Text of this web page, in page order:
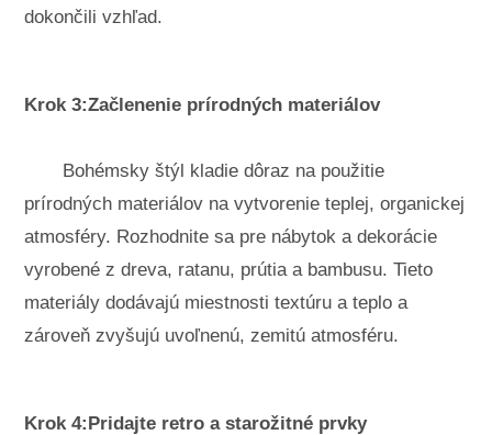
dokončili vzhľad.
Krok 3:Začlenenie prírodných materiálov
Bohémsky štýl kladie dôraz na použitie
prírodných materiálov na vytvorenie teplej, organickej
atmosféry. Rozhodnite sa pre nábytok a dekorácie
vyrobené z dreva, ratanu, prútia a bambusu. Tieto
materiály dodávajú miestnosti textúru a teplo a
zároveň zvyšujú uvoľnenú, zemitú atmosféru.
Krok 4:Pridajte retro a starožitné prvky